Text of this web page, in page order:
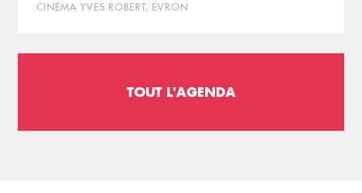
CINÉMA YVES ROBERT, EVRON
TOUT L'AGENDA